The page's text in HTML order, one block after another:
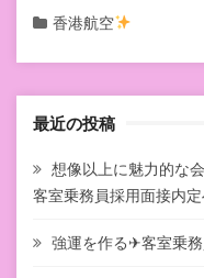
香港航空
最近の投稿
想像以上に魅力的な
客室乗務員採用面接内
強運を作る✈客室乗